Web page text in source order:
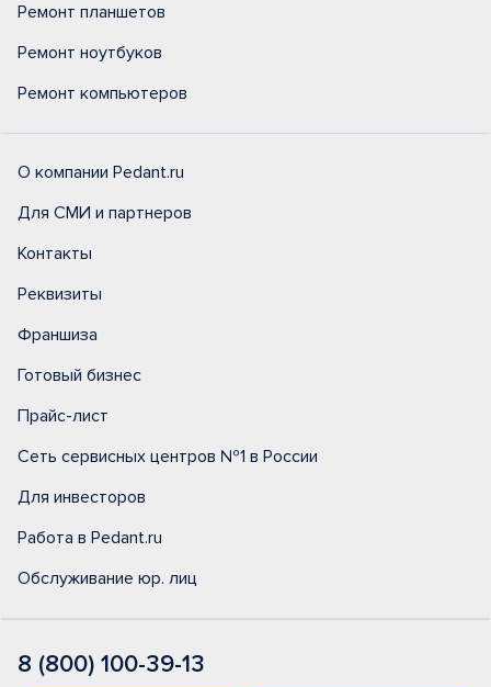
Ремонт планшетов
Ремонт ноутбуков
Ремонт компьютеров
О компании Pedant.ru
Для СМИ и партнеров
Контакты
Реквизиты
Франшиза
Готовый бизнес
Прайс-лист
Сеть сервисных центров №1 в России
Для инвесторов
Работа в Pedant.ru
Обслуживание юр. лиц
8 (800) 100-39-13